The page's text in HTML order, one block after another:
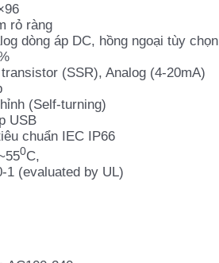
rỏ ràng
dòng áp DC, hồng ngoại tùy chọn
(SSR), Analog (4-20mA)
(Self-turning)
USB
chuẩn IEC IP66
0C,
1 (evaluated by UL)